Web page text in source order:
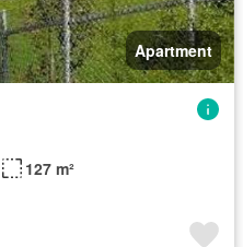
Apartment
127 m²